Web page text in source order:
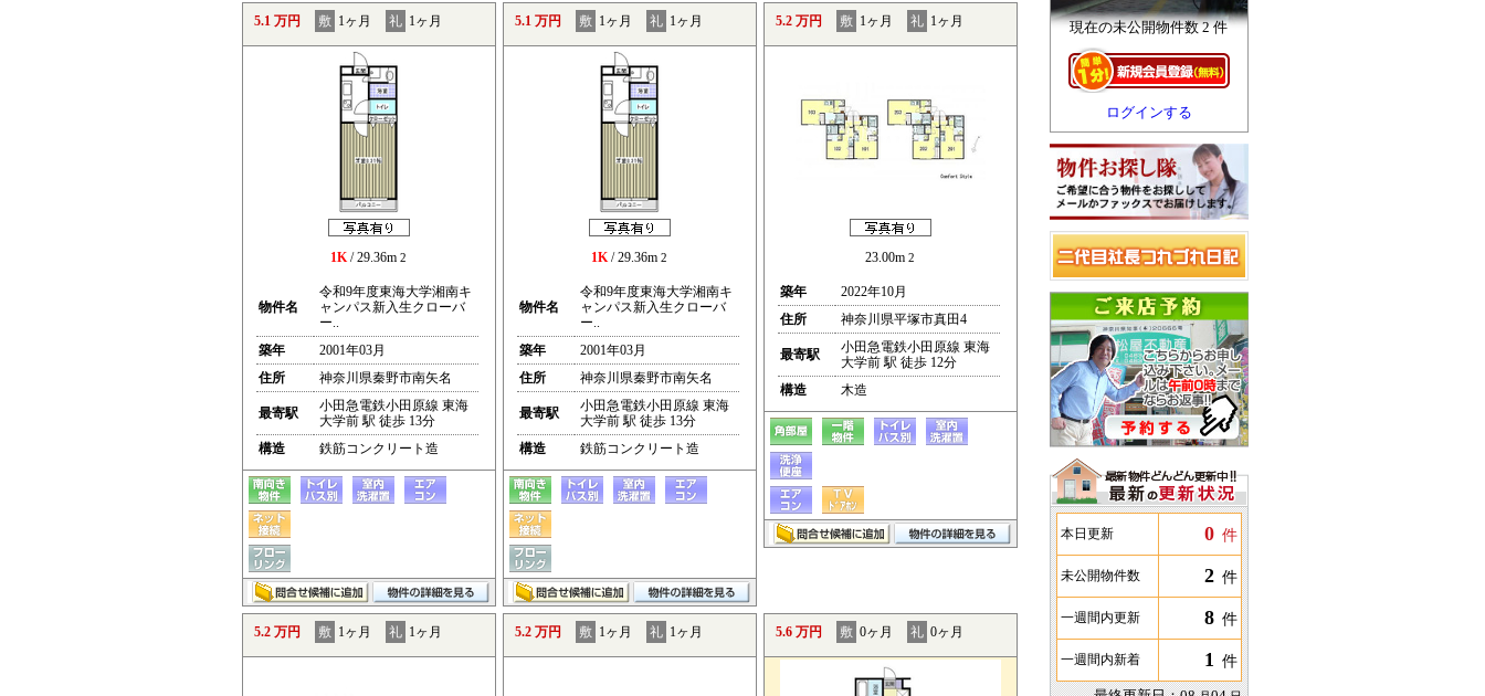
現在の未公開物件数 2 件
ログインする
本日更新 0 件
未公開物件数 2 件
一週間内更新 8 件
一週間内新着 1 件
5.1 万円 敷 1ヶ月 礼 1ヶ月
1K/ 29.36m 2
物件名
令和9年度東海大学湘南キ
ャンパス新入生クローバ
ー..
築年
2001年03月
住所
神奈川県秦野市南矢名
最寄駅
小田急電鉄小田原線 東海
大学前 駅 徒歩 13分
構造
鉄筋コンクリート造
5.1 万円 敷 1ヶ月 礼 1ヶ月
1K/ 29.36m 2
物件名
令和9年度東海大学湘南キ
ャンパス新入生クローバ
ー..
築年
2001年03月
住所
神奈川県秦野市南矢名
最寄駅
小田急電鉄小田原線 東海
大学前 駅 徒歩 13分
構造
鉄筋コンクリート造
5.2 万円 敷 1ヶ月 礼 1ヶ月
23.00m 2
築年
2022年10月
住所
神奈川県平塚市真田4
最寄駅
小田急電鉄小田原線 東海
大学前 駅 徒歩 12分
構造
木造
5.2 万円 敷 1ヶ月 礼 1ヶ月 5.2 万円 敷 1ヶ月 礼 1ヶ月 5.6 万円 敷 0ヶ月 礼 0ヶ月